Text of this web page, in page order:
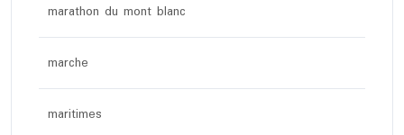
marathon du mont blanc
marche
maritimes